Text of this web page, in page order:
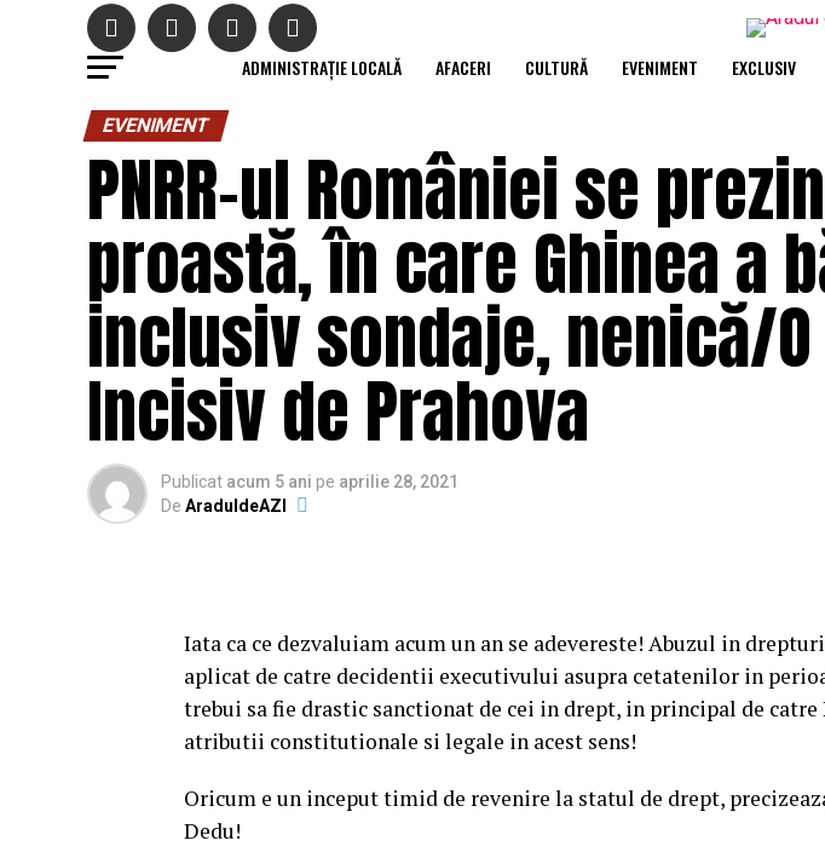
ADMINISTRAȚIE LOCALĂ AFACERI CULTURĂ EVENIMENT EXCLUSIV
EVENIMENT
PNRR-ul României se
proastă, în care Ghinea a
inclusiv sondaje, nenică/
Incisiv de Prahova
Publicat acum 5 ani pe aprilie 28, 2021
De AraduldeAZI
Iata ca ce dezvaluiam acum un an se adevereste! Abuzul in
aplicat de catre decidentii executivului asupra cetatenilor in
trebui sa fie drastic sanctionat de cei in drept, in principal de catre
atributii constitutionale si legale in acest sens!
Oricum e un inceput timid de revenire la statul de drept,
Dedu!